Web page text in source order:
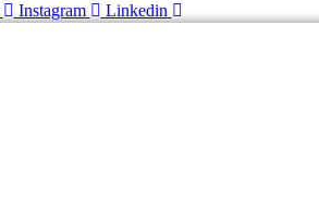
Instagram Linkedin